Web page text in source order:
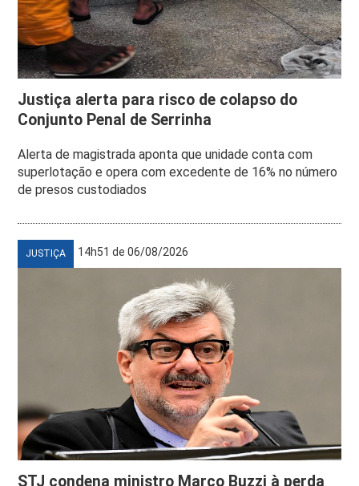
Justiça alerta para risco de colapso do
Conjunto Penal de Serrinha
Alerta de magistrada aponta que unidade conta com
superlotação e opera com excedente de 16% no número
de presos custodiados
JUSTIÇA 14h51 de 06/08/2026
STJ condena ministro Marco Buzzi à perda